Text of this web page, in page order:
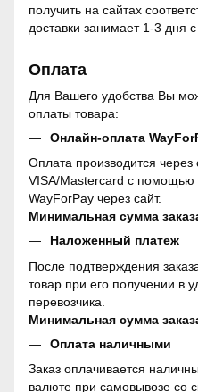
получить на сайтах
доставки занимает 1-3 дня с
Оплата
Для Вашего удобства Вы
оплаты товара:
Онлайн-оплата
Оплата производится через
VISA/Mastercard с помощью
WayForPay через сайт.
Минимальная сумма
Наложенный платеж
После подтверждения
товар при его получении в
перевозчика.
Минимальная сумма
Оплата наличными
Заказ оплачивается
валюте при самовывозе со